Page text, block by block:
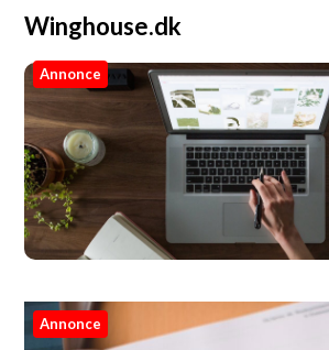
Winghouse.dk
Winghouse.dk
Annonce
Annonce